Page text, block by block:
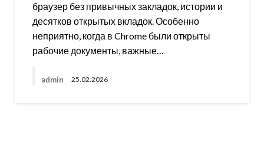
браузер без привычных закладок, истории и
десятков открытых вкладок. Особенно
неприятно, когда в Chrome были открыты
рабочие документы, важные…
admin 25.02.2026